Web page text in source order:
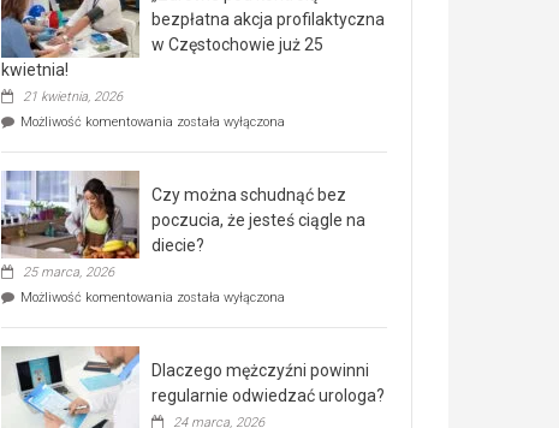
dla
seniorów!
bezpłatna akcja profilaktyczna
w Częstochowie już 25
kwietnia!
21 kwietnia, 2026
Możliwość komentowania „Zdrowie
bezpłatna
akcja
profilaktyczna
w
już
kwietnia!
została wyłączona
Czy można schudnąć bez
poczucia, że jesteś ciągle na
diecie?
25 marca, 2026
Możliwość komentowania Czy
poczucia,
że
została wyłączona
Dlaczego mężczyźni powinni
regularnie odwiedzać urologa?
24 marca, 2026